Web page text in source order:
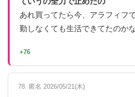
あれ買ってたら今、アラフィフ
勤しなくても生活できてたのか
+76
78. 匿名 2026/05/21(木)